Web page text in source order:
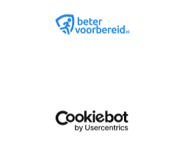
Retourneren